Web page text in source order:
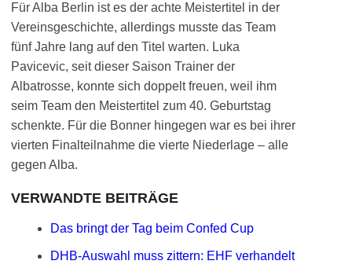
Für Alba Berlin ist es der achte Meistertitel in der
Vereinsgeschichte, allerdings musste das Team
fünf Jahre lang auf den Titel warten. Luka
Pavicevic, seit dieser Saison Trainer der
Albatrosse, konnte sich doppelt freuen, weil ihm
seim Team den Meistertitel zum 40. Geburtstag
schenkte. Für die Bonner hingegen war es bei ihrer
vierten Finalteilnahme die vierte Niederlage – alle
gegen Alba.
VERWANDTE BEITRÄGE
Das bringt der Tag beim Confed Cup
DHB-Auswahl muss zittern: EHF verhandelt